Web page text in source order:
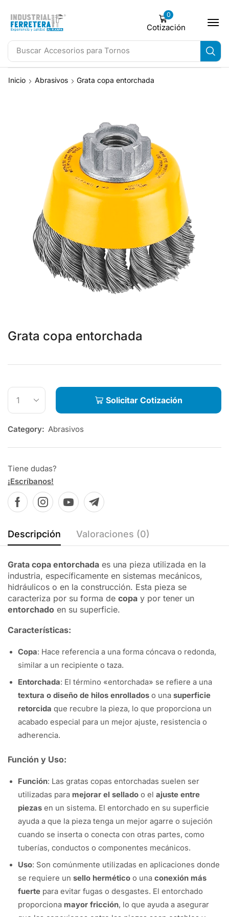
Buscar Accesorios para Tornos
0
Cotización
Inicio Abrasivos Grata copa entorchada
Grata copa entorchada
Solicitar Cotización
Category: Abrasivos
Tiene dudas?
¡Escríbanos!
Descripción Valoraciones (0)
Grata copa entorchada es una pieza utilizada en la
industria, específicamente en sistemas mecánicos,
hidráulicos o en la construcción. Esta pieza se
caracteriza por su forma de copa y por tener un
entorchado en su superficie.
Características:
Copa: Hace referencia a una forma cóncava o redonda,
similar a un recipiente o taza.
Entorchada: El término «entorchada» se refiere a una
textura o diseño de hilos enrollados o una superficie
retorcida que recubre la pieza, lo que proporciona un
acabado especial para un mejor ajuste, resistencia o
adherencia.
Función y Uso:
Función: Las gratas copas entorchadas suelen ser
utilizadas para mejorar el sellado o el ajuste entre
piezas en un sistema. El entorchado en su superficie
ayuda a que la pieza tenga un mejor agarre o sujeción
cuando se inserta o conecta con otras partes, como
tuberías, conductos o componentes mecánicos.
Uso: Son comúnmente utilizadas en aplicaciones donde
se requiere un sello hermético o una conexión más
fuerte para evitar fugas o desgastes. El entorchado
proporciona mayor fricción, lo que ayuda a asegurar